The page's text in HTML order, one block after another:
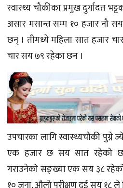
स्वास्थ्य चौकीका प्रमुख दुर्गादत्त
असार मसान्त सम्म १० हजार नौ
छन् । तीमध्ये महिला सात हजार
चार सय ७९ रहेका छन ।
उपचारका लागि स्वास्थ्यचौकी पुग्ने
एक हजार छ सय सात रहेको छ
गराउनेको सङ्ख्या एक सय ३८